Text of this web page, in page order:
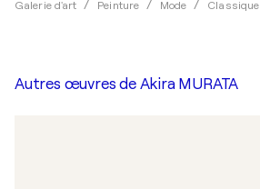
Galerie d'art Peinture Mode Classique
Autres œuvres de Akira MURATA